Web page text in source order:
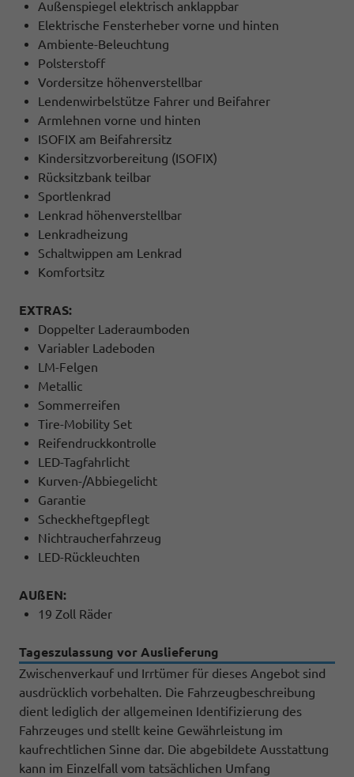
Außenspiegel elektrisch anklappbar
Elektrische Fensterheber vorne und hinten
Ambiente-Beleuchtung
Polsterstoff
Vordersitze höhenverstellbar
Lendenwirbelstütze Fahrer und Beifahrer
Armlehnen vorne und hinten
ISOFIX am Beifahrersitz
Kindersitzvorbereitung (ISOFIX)
Rücksitzbank teilbar
Sportlenkrad
Lenkrad höhenverstellbar
Lenkradheizung
Schaltwippen am Lenkrad
Komfortsitz
EXTRAS:
Doppelter Laderaumboden
Variabler Ladeboden
LM-Felgen
Metallic
Sommerreifen
Tire-Mobility Set
Reifendruckkontrolle
LED-Tagfahrlicht
Kurven-/Abbiegelicht
Garantie
Scheckheftgepflegt
Nichtraucherfahrzeug
LED-Rückleuchten
AUßEN:
19 Zoll Räder
Tageszulassung vor Auslieferung
Zwischenverkauf und Irrtümer für dieses Angebot sind
ausdrücklich vorbehalten. Die Fahrzeugbeschreibung
dient lediglich der allgemeinen Identifizierung des
Fahrzeuges und stellt keine Gewährleistung im
kaufrechtlichen Sinne dar. Die abgebildete Ausstattung
kann im Einzelfall vom tatsächlichen Umfang